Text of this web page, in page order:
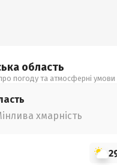
область
погоду та атмосферні умови
хмарність